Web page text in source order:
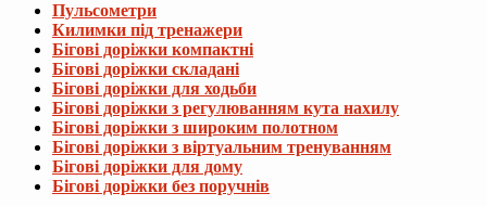
Пульсометри
Килимки під тренажери
Бігові доріжки компактні
Бігові доріжки складані
Бігові доріжки для ходьби
Бігові доріжки з регулюванням кута нахилу
Бігові доріжки з широким полотном
Бігові доріжки з віртуальним тренуванням
Бігові доріжки для дому
Бігові доріжки без поручнів